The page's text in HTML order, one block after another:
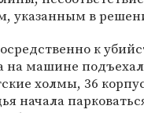
указанным в
к
на машине
холмы, 36
начала